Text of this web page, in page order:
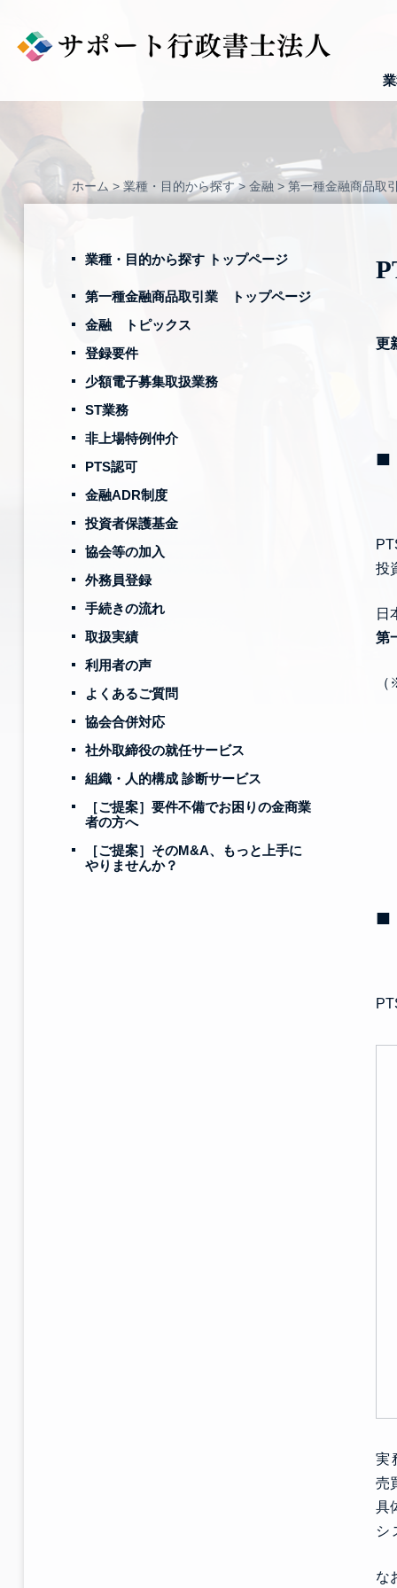
content
ホーム > 業種・目的から探す> 金融 > 第一種金融商品取
更
■
投
日
第
■
実
売
具
シ
な
業種・目的から探す トップページ
第一種金融商品取引業 トップページ
金融 トピックス
登録要件
少額電子募集取扱業務
ST業務
非上場特例仲介
PTS認可
金融ADR制度
投資者保護基金
協会等の加入
外務員登録
手続きの流れ
取扱実績
利用者の声
よくあるご質問
協会合併対応
社外取締役の就任サービス
組織・人的構成 診断サービス
［ご提案］要件不備でお困りの金商業
者の方へ
［ご提案］そのM&A、もっと上手に
やりませんか？